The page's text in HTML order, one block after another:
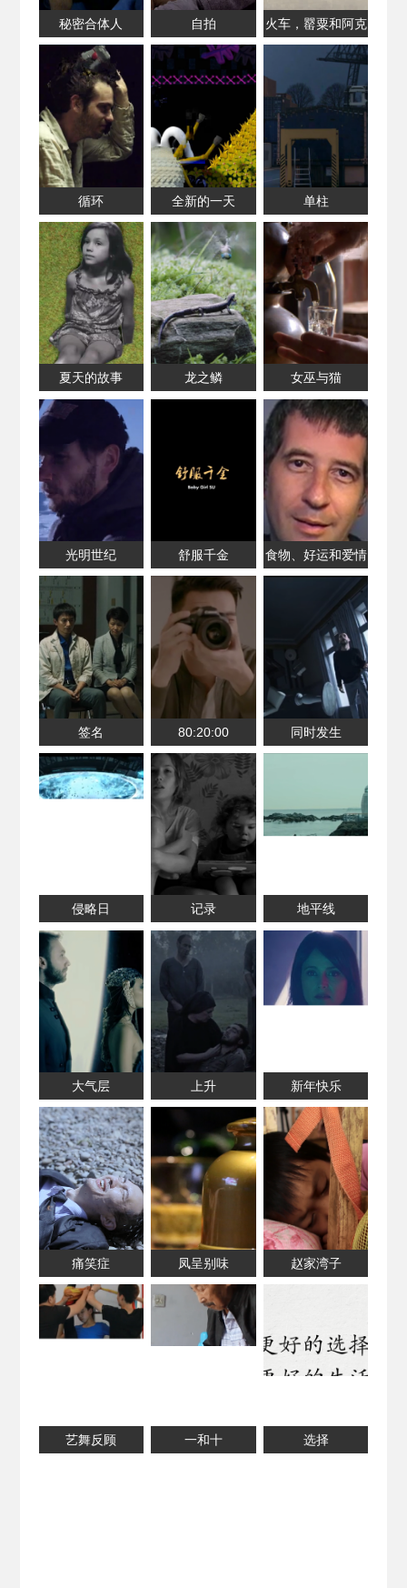
秘密合体人 自拍
火车，罂粟和阿克
罗伊德
循环 全新的一天 单柱
夏天的故事 龙之鳞 女巫与猫
光明世纪 舒服千金 食物、好运和爱情
签名 80:20:00 同时发生
侵略日 记录 地平线
大气层 上升 新年快乐
痛笑症 凤呈别味 赵家湾子
艺舞反顾 一和十 选择